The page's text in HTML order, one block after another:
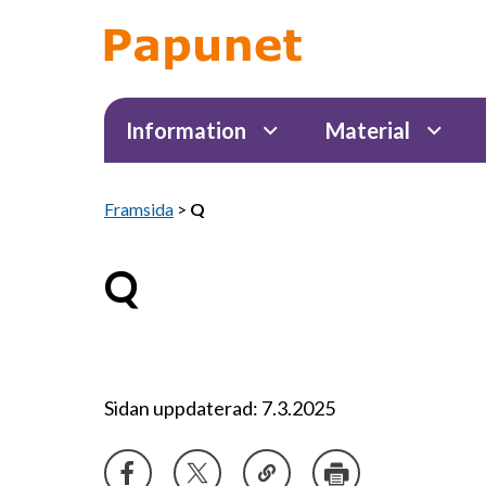
Information Material
Framsida > Q
Q
Sidan uppdaterad: 7.3.2025